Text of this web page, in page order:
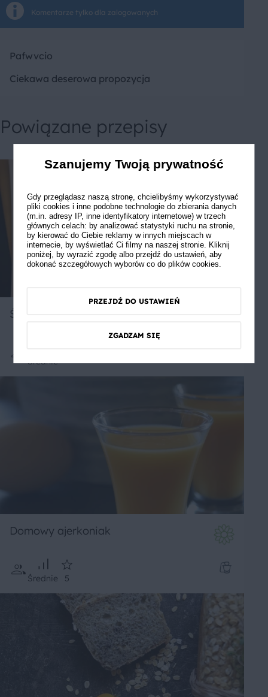
Komentarze tylko dla zalogowanych
Pafwvcio
Ciekawa deserowa propozycja
Powiązane przepisy
Śledź po japońsku
Średnie
Domowy ajerkoniak
Średnie 5
Szanujemy Twoją prywatność
Gdy przeglądasz naszą stronę, chcielibyśmy wykorzystywać
pliki cookies i inne podobne technologie do zbierania danych
(m.in. adresy IP, inne identyfikatory internetowe) w trzech
głównych celach: by analizować statystyki ruchu na stronie,
by kierować do Ciebie reklamy w innych miejscach w
internecie, by wyświetlać Ci filmy na naszej stronie. Kliknij
poniżej, by wyrazić zgodę albo przejdź do ustawień, aby
dokonać szczegółowych wyborów co do plików cookies.
PRZEJDŹ DO USTAWIEŃ
ZGADZAM SIĘ